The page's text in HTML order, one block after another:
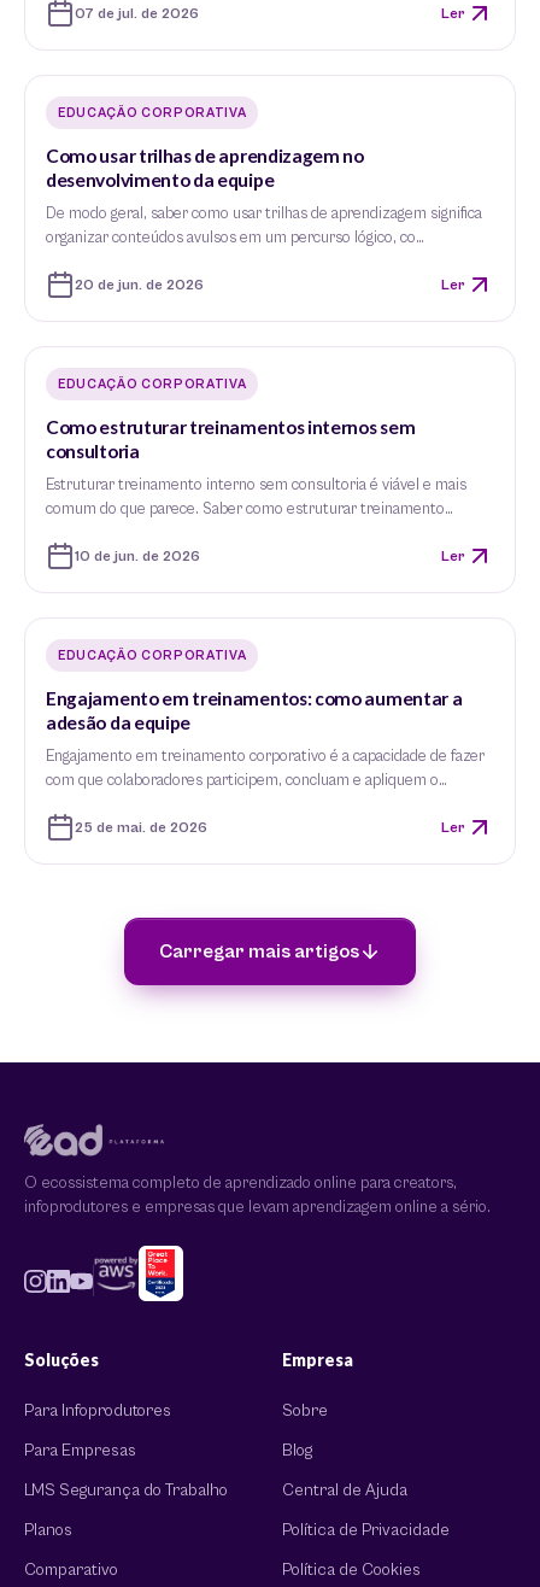
07 de jul. de 2026 Ler
EDUCAÇÃO CORPORATIVA
Como usar trilhas de aprendizagem no
desenvolvimento da equipe
De modo geral, saber como usar trilhas de aprendizagem significa
organizar conteúdos avulsos em um percurso lógico, co…
20 de jun. de 2026 Ler
EDUCAÇÃO CORPORATIVA
Como estruturar treinamentos internos sem
consultoria
Estruturar treinamento interno sem consultoria é viável e mais
comum do que parece. Saber como estruturar treinamento…
10 de jun. de 2026 Ler
EDUCAÇÃO CORPORATIVA
Engajamento em treinamentos: como aumentar a
adesão da equipe
Engajamento em treinamento corporativo é a capacidade de fazer
com que colaboradores participem, concluam e apliquem o…
25 de mai. de 2026 Ler
Carregar mais artigos
O ecossistema completo de aprendizado online para creators,
infoprodutores e empresas que levam aprendizagem online a sério.
Soluções
Para Infoprodutores
Para Empresas
LMS Segurança do Trabalho
Planos
Comparativo
Empresa
Sobre
Blog
Central de Ajuda
Política de Privacidade
Política de Cookies